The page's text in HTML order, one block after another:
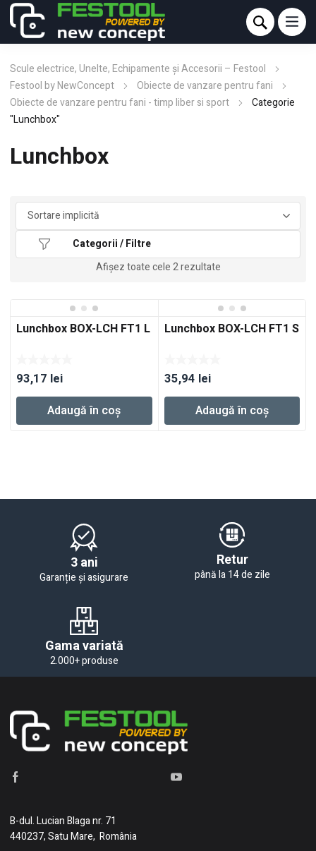
Scule electrice, Unelte, Echipamente și Accesorii – Festool
Festool by NewConcept
Obiecte de vanzare pentru fani
Obiecte de vanzare pentru fani - timp liber si sport
Categorie
"Lunchbox"
Lunchbox
Afișez toate cele 2 rezultate
Categorii / Filtre
Lunchbox BOX-LCH FT1 L
93,17 lei
Adaugă în coș
Lunchbox BOX-LCH FT1 S
35,94 lei
Adaugă în coș
3 ani
Garanție și asigurare
Retur
până la 14 de zile
Gama variată
2.000+ produse
B-dul. Lucian Blaga nr. 71
440237, Satu Mare, România